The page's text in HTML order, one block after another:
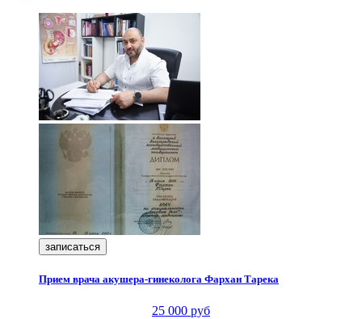
записаться
Прием врача акушера-гинеколога Фархан Тарека
25 000 руб